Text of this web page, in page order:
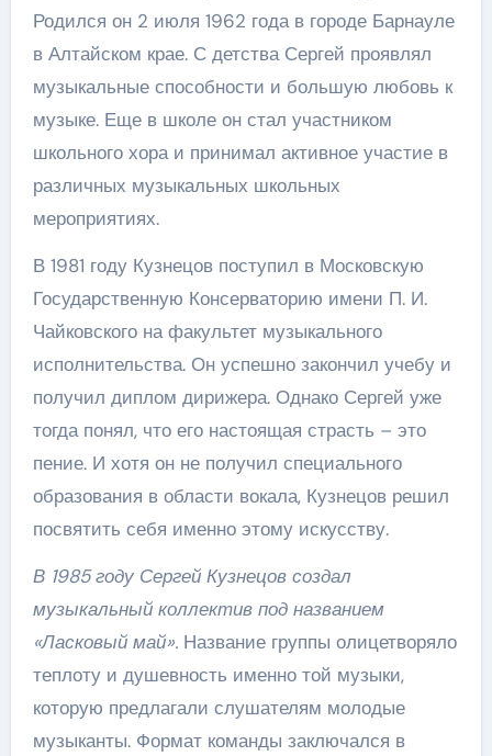
Родился он 2 июля 1962 года в городе Барнауле
в Алтайском крае. С детства Сергей проявлял
музыкальные способности и большую любовь к
музыке. Еще в школе он стал участником
школьного хора и принимал активное участие в
различных музыкальных школьных
мероприятиях.
В 1981 году Кузнецов поступил в Московскую
Государственную Консерваторию имени П. И.
Чайковского на факультет музыкального
исполнительства. Он успешно закончил учебу и
получил диплом дирижера. Однако Сергей уже
тогда понял, что его настоящая страсть – это
пение. И хотя он не получил специального
образования в области вокала, Кузнецов решил
посвятить себя именно этому искусству.
В 1985 году Сергей Кузнецов создал
музыкальный коллектив под названием
«Ласковый май».Название группы олицетворяло
теплоту и душевность именно той музыки,
которую предлагали слушателям молодые
музыканты. Формат команды заключался в